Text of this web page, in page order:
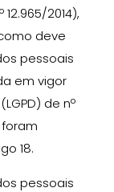
2014),
deve
pessoais
em vigor
de nº
foram
18.
pessoais